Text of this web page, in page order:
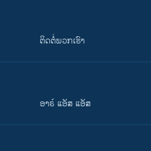
ຕິດຕໍ່ພວກເຮົາ
ອາຣ໌ ແອັສ ແອັສ